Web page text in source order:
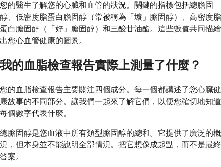
您的醫生了解您的心臟和血管的狀況。關鍵的指標包括總膽固
醇、低密度脂蛋白膽固醇（常被稱為「壞」膽固醇）、高密度脂
蛋白膽固醇（「好」膽固醇）和三酸甘油酯。這些數值共同描繪
出您心血管健康的圖景。
我的血脂檢查報告實際上測量了什麼？
您的血脂檢查報告主要關注四個成分。每一個都講述了您心臟健
康故事的不同部分。讓我們一起來了解它們，以便您確切地知道
每個數字代表什麼。
總膽固醇是您血液中所有類型膽固醇的總和。它提供了廣泛的概
況，但本身並不能說明全部情況。把它想像成起點，而不是最終
答案。